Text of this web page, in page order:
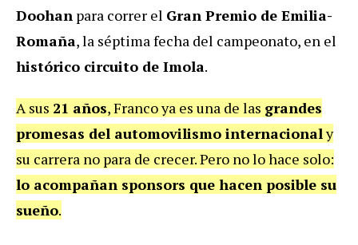
Doohan para correr el Gran Premio de Emilia-
Romaña, la séptima fecha del campeonato, en el
histórico circuito de Imola.
A sus 21 años, Franco ya es una de las grandes
promesas del automovilismo internacionaly
su carrera no para de crecer. Pero no lo hace solo:
lo acompañan sponsors que hacen posible su
sueño.